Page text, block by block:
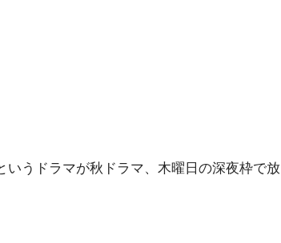
うドラマが秋ドラマ、木曜日の深夜枠で放